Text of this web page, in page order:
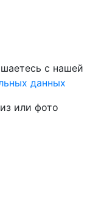
с нашей
данных
или фото